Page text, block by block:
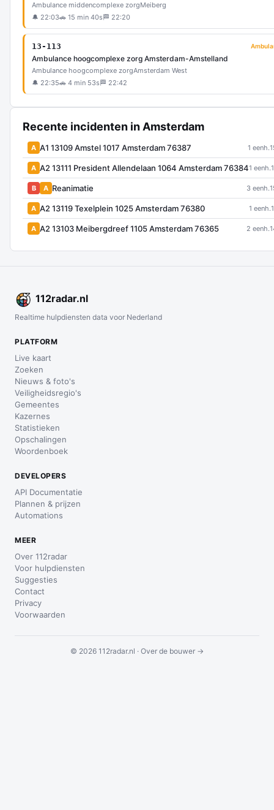
Ambulance middencomplexe zorgMeiberg
🔔 22:03🚗 15 min 40s 🏁 22:20
13-113
Ambulance hoogcomplexe zorg Amsterdam-Amstelland
Ambulance hoogcomplexe zorgAmsterdam West
🔔 22:35🚗 4 min 53s 🏁 22:42
Recente incidenten in Amsterdam
A A1 13109 Amstel 1017 Amsterdam 76387 1 eenh.
A A2 13111 President Allendelaan 1064 Amsterdam 763841 eenh.
B A Reanimatie 3 eenh.
A A2 13119 Texelplein 1025 Amsterdam 76380 1 eenh.
A A2 13103 Meibergdreef 1105 Amsterdam 76365 2 eenh.
112radar.nl
Realtime hulpdiensten data voor Nederland
PLATFORM
Live kaart
Zoeken
Nieuws & foto's
Veiligheidsregio's
Gemeentes
Kazernes
Statistieken
Opschalingen
Woordenboek
DEVELOPERS
API Documentatie
Plannen & prijzen
Automations
MEER
Over 112radar
Voor hulpdiensten
Suggesties
Contact
Privacy
Voorwaarden
© 2026 112radar.nl · Over de bouwer →